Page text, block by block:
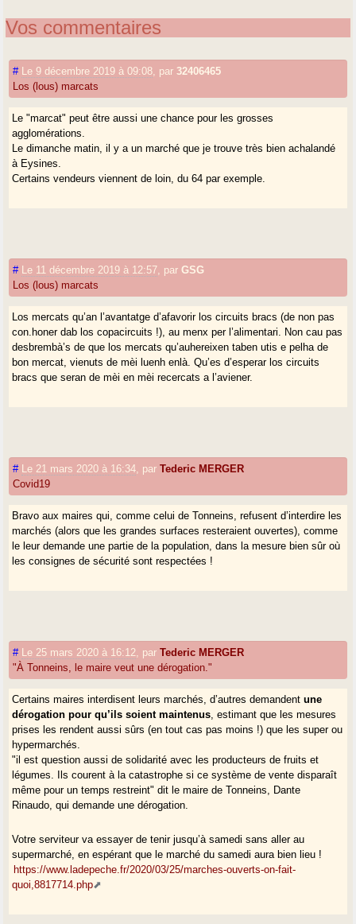
Vos commentaires
# Le 9 décembre 2019 à 09:08 par32406465
Los (lous) marcats
Le "marcat" peut être aussi une chance pour les grosses
agglomérations.
Le dimanche matin, il y a un marché que je trouve très bien achalandé
à Eysines.
Certains vendeurs viennent de loin, du 64 par exemple.
# Le 11 décembre 2019 à 12:57 parGSG
Los (lous) marcats
Los mercats qu’an l’avantatge d’afavorir los circuits bracs (de non pas
con.honer dab los copacircuits !), au menx per l’alimentari. Non cau pas
desbrembà’s de que los mercats qu’auhereixen taben utis e pelha de
bon mercat, vienuts de mèi luenh enlà. Qu’es d’esperar los circuits
bracs que seran de mèi en mèi recercats a l’aviener.
# Le 21 mars 2020 à 16:34 parTederic MERGER
Covid19
Bravo aux maires qui, comme celui de Tonneins, refusent d’interdire les
marchés (alors que les grandes surfaces resteraient ouvertes), comme
le leur demande une partie de la population, dans la mesure bien sûr où
les consignes de sécurité sont respectées !
# Le 25 mars 2020 à 16:12 parTederic MERGER
"À Tonneins, le maire veut une dérogation."
Certains maires interdisent leurs marchés, d’autres demandentune
dérogation pour qu’ils soient maintenus , estimant que les mesures
prises les rendent aussi sûrs (en tout cas pas moins !) que les super ou
hypermarchés.
"il est question aussi de solidarité avec les producteurs de fruits et
légumes. Ils courent à la catastrophe si ce système de vente disparaît
même pour un temps restreint" dit le maire de Tonneins, Dante
Rinaudo, qui demande une dérogation.
Votre serviteur va essayer de tenir jusqu’à samedi sans aller au
supermarché, en espérant que le marché du samedi aura bien lieu !
https://www.ladepeche.fr/2020/03/25/marches-ouverts-on-fait-
quoi,8817714.php